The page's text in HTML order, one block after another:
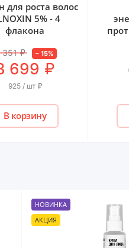
для роста волос
5% - 4
флакона
351 ₽ – 15%
699 ₽
925 / шт ₽
В корзину
НОВИНКА
АКЦИЯ